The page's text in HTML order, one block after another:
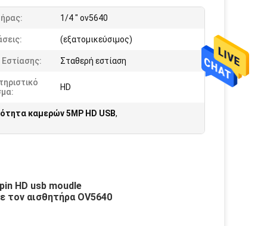
1/4 " ov5640
(εξατομικεύσιμος)
Σταθερή εστίαση
HD
καμερών 5MP HD USB,
HD usb moudle
τον αισθητήρα OV5640